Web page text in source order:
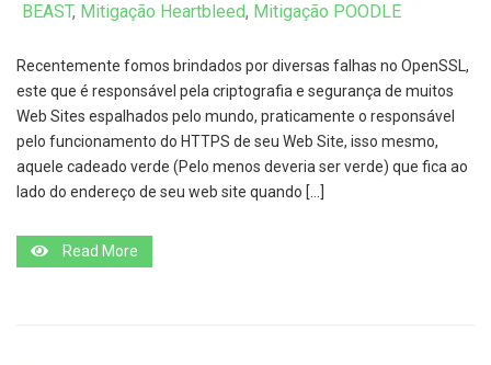
BEAST, Mitigação Heartbleed, Mitigação POODLE
Recentemente fomos brindados por diversas falhas no OpenSSL,
este que é responsável pela criptografia e segurança de muitos
Web Sites espalhados pelo mundo, praticamente o responsável
pelo funcionamento do HTTPS de seu Web Site, isso mesmo,
aquele cadeado verde (Pelo menos deveria ser verde) que fica ao
lado do endereço de seu web site quando […]
Read More